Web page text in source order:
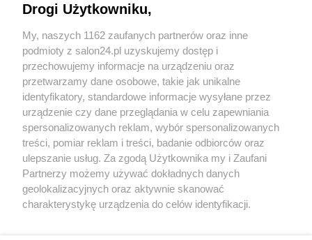
Sport
Społeczeństwo
Kultura
X Facebook Instagram Youtube
Drogi Użytkowniku,
My, naszych 1162 zaufanych partnerów oraz inne
podmioty z salon24.pl uzyskujemy dostęp i
przechowujemy informacje na urządzeniu oraz
przetwarzamy dane osobowe, takie jak unikalne
identyfikatory, standardowe informacje wysyłane przez
urządzenie czy dane przeglądania w celu zapewniania
spersonalizowanych reklam, wybór spersonalizowanych
treści, pomiar reklam i treści, badanie odbiorców oraz
ulepszanie usług. Za zgodą Użytkownika my i Zaufani
Partnerzy możemy używać dokładnych danych
geolokalizacyjnych oraz aktywnie skanować
charakterystykę urządzenia do celów identyfikacji.